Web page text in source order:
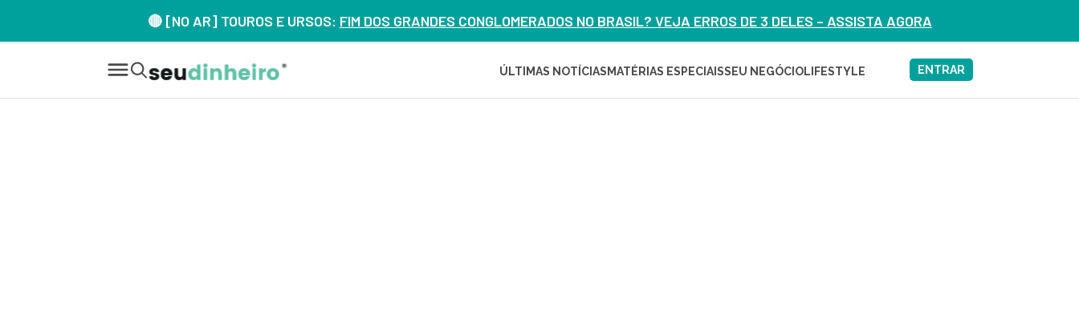
🔴 [NO AR] TOUROS E URSOS: FIM DOS GRANDES CONGLOMERADOS NO BRASIL? VEJA ERROS DE 3 DELES – ASSISTA AGORA
ÚLTIMAS NOTÍCIAS MATÉRIAS ESPECIAISSEU NEGÓCIOLIFESTYLE ENTRAR